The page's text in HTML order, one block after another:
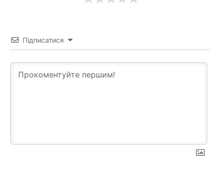
Підписатися